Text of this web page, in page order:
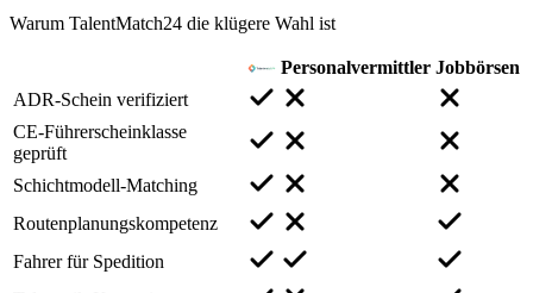
Warum TalentMatch24 die klügere Wahl ist
Personalvermittler Jobbörsen
ADR-Schein verifiziert
CE-Führerscheinklasse
geprüft
Schichtmodell-Matching
Routenplanungskompetenz
Fahrer für Spedition